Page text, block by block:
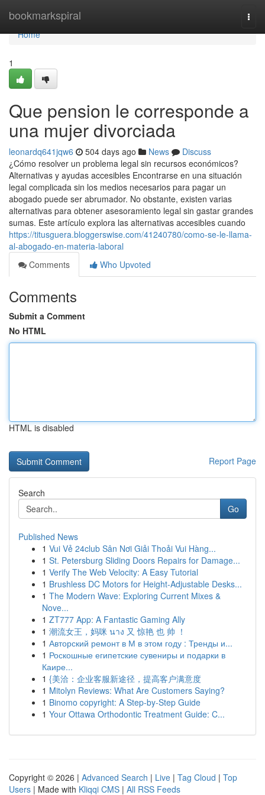
bookmarkspiral
Home
Home
1
Que pension le corresponde a
una mujer divorciada
leonardq641jqw6 504 days ago News
Discuss
¿Cómo resolver un problema legal sin recursos económicos?
Alternativas y ayudas accesibles Encontrarse en una situación
legal complicada sin los medios necesarios para pagar un
abogado puede ser abrumador. No obstante, existen varias
alternativas para obtener asesoramiento legal sin gastar grandes
sumas. Este artículo explora las alternativas accesibles cuando
https://titusguera.bloggerswise.com/41240780/como-se-le-llama-
al-abogado-en-materia-laboral
Comments
Who Upvoted
Comments
Submit a Comment
No HTML
HTML is disabled
Report Page
Search
Go
Published News
1 Vui Vẻ 24club Sân Nơi Giải Thoải Vui Hàng...
1 St. Petersburg Sliding Doors Repairs for Damage...
1 Verify The Web Velocity: A Easy Tutorial
1 Brushless DC Motors for Height-Adjustable Desks...
1 The Modern Wave: Exploring Current Mixes &
Nove...
1 ZT777 App: A Fantastic Gaming Ally
1 潮流女王，妈咪 นาง 又 惊艳 也 帅 ！
1 Авторский ремонт в М в этом году : Тренды и...
1 Роскошные египетские сувениры и подарки в
Каире...
1 {美洽：企业客服新途径，提高客户满意度
1 Mitolyn Reviews: What Are Customers Saying?
1 Binomo copyright: A Step-by-Step Guide
1 Your Ottawa Orthodontic Treatment Guide: C...
Copyright © 2026 | Advanced Search | Live | Tag Cloud | Top
Users | Made with Kliqqi CMS | All RSS Feeds